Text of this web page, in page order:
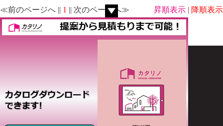
≪前のページへ || 1 || 次のページへ≫ 昇順表示 | 降順表示
ホーム カタリノ活用事例 エクステリア・造園
Copyright | オーセブン株式会社